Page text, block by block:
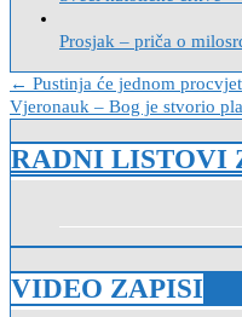
Prosjak – priča o
Navigacija
objava
← Pustinja će jednom
Vjeronauk – Bog je stvorio
RADNI LISTOVI
VIDEO ZAPISI